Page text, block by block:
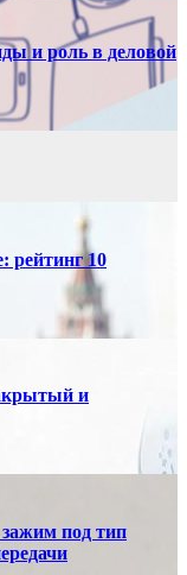
и роль в деловой
рейтинг 10
и
под тип